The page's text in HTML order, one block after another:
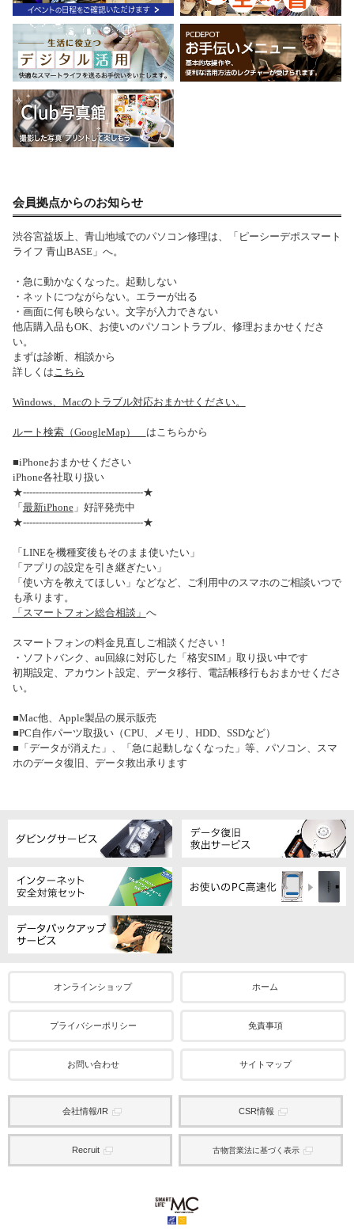
会員拠点からのお知らせ
渋谷宮益坂上、青山地域でのパソコン修理は、「ピーシーデポスマート
ライフ 青山BASE」へ。
・急に動かなくなった。起動しない
・ネットにつながらない。エラーが出る
・画面に何も映らない。文字が入力できない
他店購入品もOK、お使いのパソコントラブル、修理おまかせくださ
い。
まずは診断、相談から
詳しくはこちら
Windows、Macのトラブル対応おまかせください。
ルート検索（GoogleMap） はこちらから
■iPhoneおまかせください
iPhone各社取り扱い
★--------------------------------------★
「 最新iPhone」好評発売中
★--------------------------------------★
「LINEを機種変後もそのまま使いたい」
「アプリの設定を引き継ぎたい」
「使い方を教えてほしい」などなど、ご利用中のスマホのご相談いつで
も承ります。
「スマートフォン総合相談」 へ
スマートフォンの料金見直しご相談ください！
・ソフトバンク、au回線に対応した「格安SIM」取り扱い中です
初期設定、アカウント設定、データ移行、電話帳移行もおまかせくださ
い。
■Mac他、Apple製品の展示販売
■PC自作パーツ取扱い（CPU、メモリ、HDD、SSDなど）
■「データが消えた」、「急に起動しなくなった」等、パソコン、スマ
ホのデータ復旧、データ救出承ります
オンラインショップ ホーム
プライバシーポリシー 免責事項
お問い合わせ サイトマップ
会社情報/IR CSR情報
Recruit 古物営業法に基づく表示